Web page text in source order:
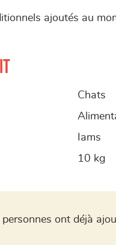
ajoutés au
Chats
Iams
10 kg
personnes ont déjà